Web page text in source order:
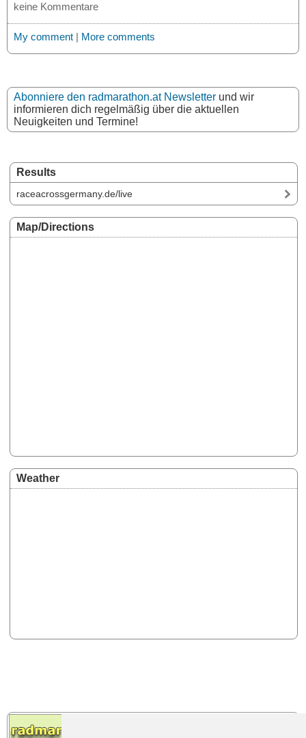
Results
raceacrossgermany.de/live
Map/Directions
Weather
keine Kommentare
My comment | More comments
Abonniere den radmarathon.at Newsletter und wir
informieren dich regelmäßig über die aktuellen
Neuigkeiten und Termine!